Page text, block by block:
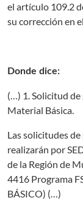
el artículo 109.2
su corrección en
Donde dice:
(…) 1. Solicitud
Material Básica.
Las solicitudes
realizarán por
de la Región de
4416 Programa
BÁSICO) (…)